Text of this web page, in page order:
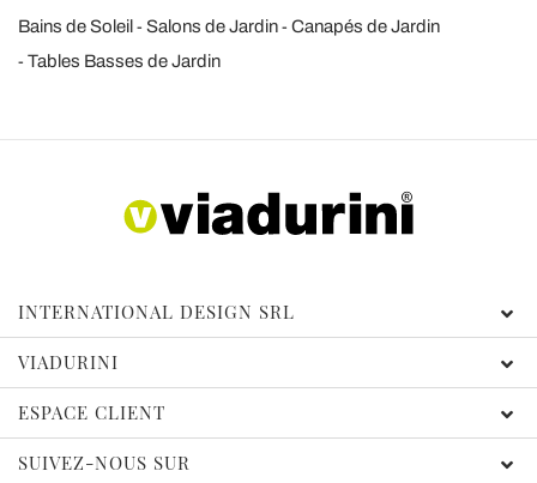
Bains de Soleil Salons de Jardin
Canapés de Jardin
Tables Basses de Jardin
INTERNATIONAL DESIGN SRL
VIADURINI
ESPACE CLIENT
SUIVEZ-NOUS SUR